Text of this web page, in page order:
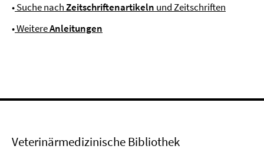
•Suche nachZeitschriftenartikeln und Zeitschriften
•WeitereAnleitungen
Veterinärmedizinische Bibliothek